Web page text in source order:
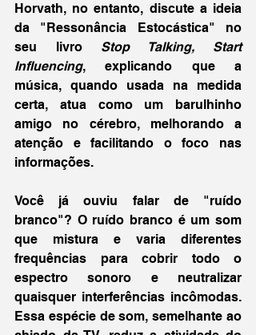
Horvath, no entanto, discute a ideia
da "Ressonância Estocástica" no
seu livro Stop Talking, Start
Influencing, explicando que a
música, quando usada na medida
certa, atua como um barulhinho
amigo no cérebro, melhorando a
atenção e facilitando o foco nas
informações.
Você já ouviu falar de "ruído
branco"? O ruído branco é um som
que mistura e varia diferentes
frequências para cobrir todo o
espectro sonoro e neutralizar
quaisquer interferências incômodas.
Essa espécie de som, semelhante ao